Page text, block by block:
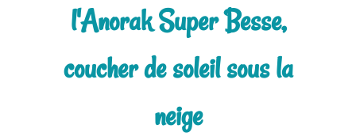
l'Anorak Super Besse,
coucher de soleil sous la
neige